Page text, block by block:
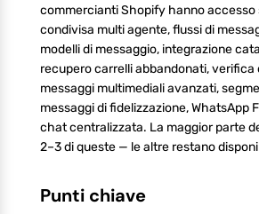
commercianti Shopify hanno accesso
condivisa multi agente, flussi di
modelli di messaggio, integrazione
recupero carrelli abbandonati, verifica
messaggi multimediali avanzati,
messaggi di fidelizzazione, WhatsApp
chat centralizzata. La maggior parte
2–3 di queste — le altre restano
Punti chiave